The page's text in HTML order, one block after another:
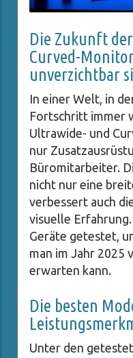
Die Zukunft
Curved-
unverzichtbar
In einer Welt, in
Fortschritt immer
Ultrawide- und
nur
Büromitarbeiter.
nicht nur eine
verbessert auch
visuelle
Geräte getestet,
man im Jahr 2025
erwarten kann.
Die besten
Unter den